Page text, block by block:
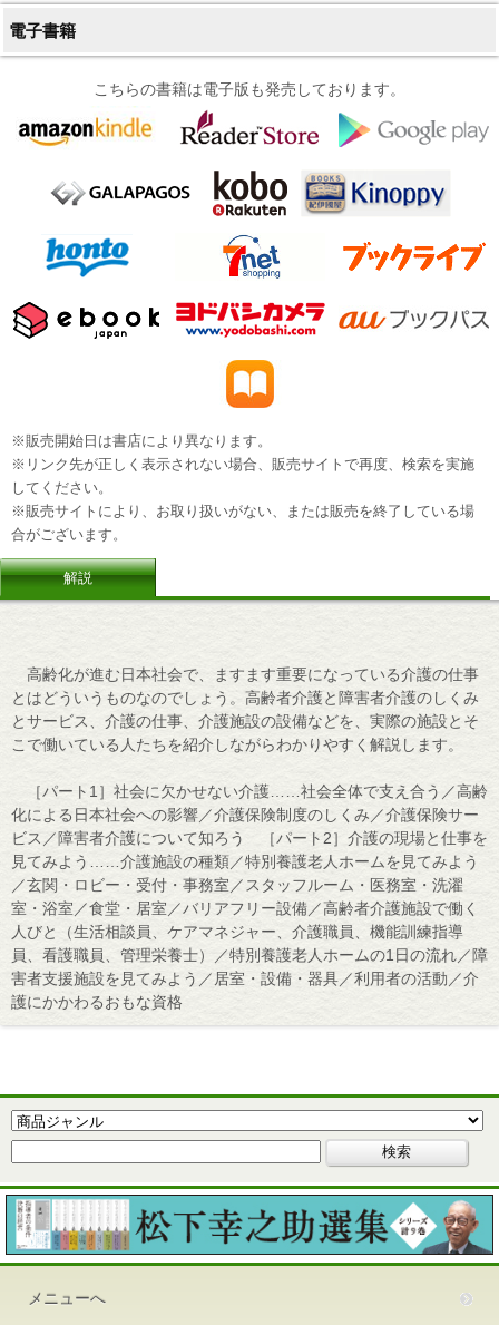
電子書籍
こちらの書籍は電子版も発売しております。
※販売開始日は書店により異なります。
※リンク先が正しく表示されない場合、販売サイトで再度、検索を実施
してください。
※販売サイトにより、お取り扱いがない、または販売を終了している場
合がございます。
解説
高齢化が進む日本社会で、ますます重要になっている介護の仕事
とはどういうものなのでしょう。高齢者介護と障害者介護のしくみ
とサービス、介護の仕事、介護施設の設備などを、実際の施設とそ
こで働いている人たちを紹介しながらわかりやすく解説します。
［パート1］社会に欠かせない介護……社会全体で支え合う／高齢
化による日本社会への影響／介護保険制度のしくみ／介護保険サー
ビス／障害者介護について知ろう ［パート2］介護の現場と仕事を
見てみよう……介護施設の種類／特別養護老人ホームを見てみよう
／玄関・ロビー・受付・事務室／スタッフルーム・医務室・洗濯
室・浴室／食堂・居室／バリアフリー設備／高齢者介護施設で働く
人びと（生活相談員、ケアマネジャー、介護職員、機能訓練指導
員、看護職員、管理栄養士）／特別養護老人ホームの1日の流れ／障
害者支援施設を見てみよう／居室・設備・器具／利用者の活動／介
護にかかわるおもな資格
メニューへ